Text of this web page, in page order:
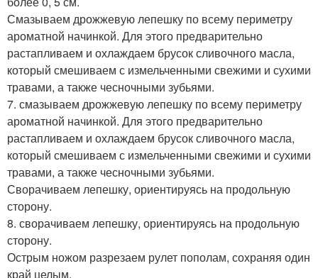
Смазываем дрожжевую лепешку по всему периметру
ароматной начинкой. Для этого предварительно
растапливаем и охлаждаем брусок сливочного масла,
который смешиваем с измельченными свежими и сухими
травами, а также чесночными зубьями.
7. смазываем дрожжевую лепешку по всему периметру
ароматной начинкой. Для этого предварительно
растапливаем и охлаждаем брусок сливочного масла,
который смешиваем с измельченными свежими и сухими
травами, а также чесночными зубьями.
Сворачиваем лепешку, ориентируясь на продольную
сторону.
8. сворачиваем лепешку, ориентируясь на продольную
сторону.
Острым ножом разрезаем рулет пополам, сохраняя один
край целым.